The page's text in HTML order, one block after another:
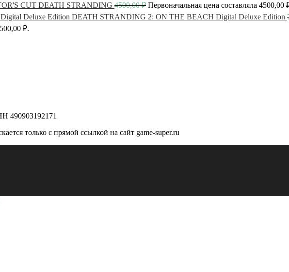
DEATH STRANDING 4500,00₽ Первоначальная цена составляла 4500,00
DEATH STRANDING 2: ON THE BEACH Digital Deluxe Edition
₽.
490903192171
только с прямой ссылкой на сайт game-super.ru